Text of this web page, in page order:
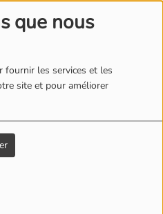
que nous
fournir les services et les
site et pour améliorer
et Valentin.